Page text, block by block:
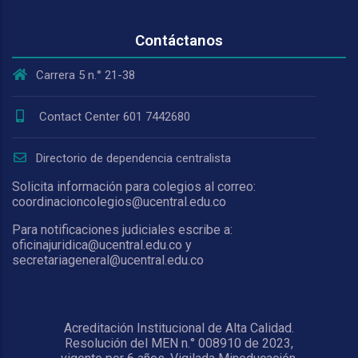
Contáctanos
Carrera 5 n.° 21-38
Contact Center 601 7442680
Directorio de dependencia centralista
Solicita información para colegios al correo:
coordinacioncolegios@ucentral.edu.co
Para notificaciones judiciales escribe a:
oficinajuridica@ucentral.edu.co y
secretariageneral@ucentral.edu.co
Acreditación Institucional de Alta Calidad.
Resolución del MEN n.° 008910 de 2023,